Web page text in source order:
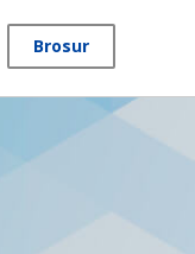
Brosur